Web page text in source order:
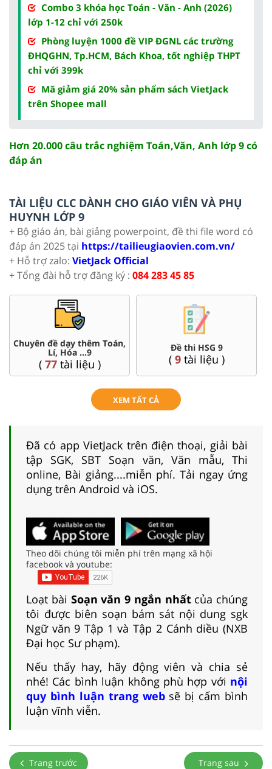
Combo 3 khóa học Toán - Văn - Anh (2026)
lớp 1-12 chỉ với 250k
Phòng luyện 1000 đề VIP ĐGNL các trường
ĐHQGHN, Tp.HCM, Bách Khoa, tốt nghiệp THPT
chỉ với 399k
Mã giảm giá 20% sản phẩm sách VietJack
trên Shopee mall
Hơn 20.000 câu trắc nghiệm Toán,Văn, Anh lớp 9 có
đáp án
TÀI LIỆU CLC DÀNH CHO GIÁO VIÊN VÀ PHỤ
HUYNH LỚP 9
+ Bộ giáo án, bài giảng powerpoint, đề thi file word có
đáp án 2025 tại https://tailieugiaovien.com.vn/
+ Hỗ trợ zalo: VietJack Official
+ Tổng đài hỗ trợ đăng ký : 084 283 45 85
Chuyên đề dạy thêm Toán,
Lí, Hóa ...9
( 77tài liệu )
Đề thi HSG 9
( 9tài liệu )
XEM TẤT CẢ
Đã có app VietJack trên điện thoại, giải bài
tập SGK, SBT Soạn văn, Văn mẫu, Thi
online, Bài giảng....miễn phí. Tải ngay ứng
dụng trên Android và iOS.
Theo dõi chúng tôi miễn phí trên mạng xã hội
facebook và youtube:
Loạt bài Soạn văn 9 ngắn nhấtcủa chúng
tôi được biên soạn bám sát nội dung sgk
Ngữ văn 9 Tập 1 và Tập 2 Cánh diều (NXB
Đại học Sư phạm).
Nếu thấy hay, hãy động viên và chia sẻ
nhé! Các bình luận không phù hợp với nội
quy bình luận trang websẽ bị cấm bình
luận vĩnh viễn.
Trang trước Trang sau